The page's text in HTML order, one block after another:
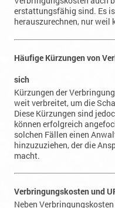
Häufige Kürzungen von
Kürzungen der
weit verbreitet, um die
Diese Kürzungen sind
können erfolgreich
solchen Fällen einen
hinzuzuziehen, der die
macht.
Neben
(Unkostenpauschalen für
Diese Aufschläge werden